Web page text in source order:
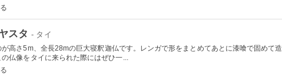
スタ - タイ
高さ5m、全長28mの巨大寝釈迦仏です。レンガで形をまとめてあとに漆喰で固めて造
の仏像をタイに来られた際にはぜひ一...